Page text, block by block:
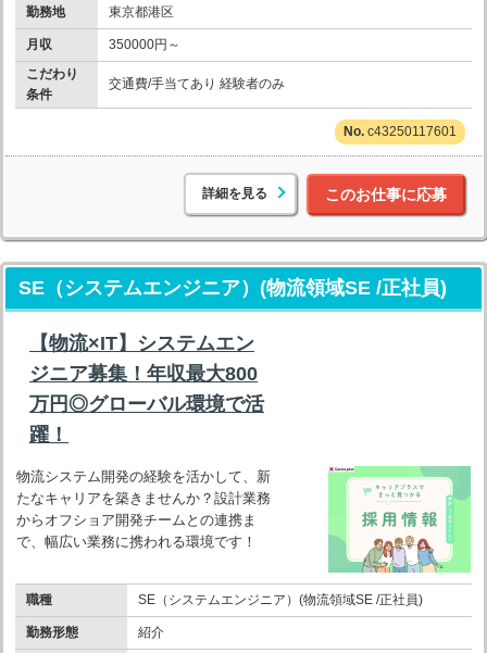
勤務地 東京都港区
月収
350000円～
こだわり
条件
交通費/手当てあり 経験者のみ
c43250117601
詳細を見る このお仕事に応募
SE（システムエンジニア）(物流領域SE /正社員)
【物流×IT】システムエン
ジニア募集！年収最大800
万円◎グローバル環境で活
躍！
物流システム開発の経験を活かして、新
たなキャリアを築きませんか？設計業務
からオフショア開発チームとの連携ま
で、幅広い業務に携われる環境です！
職種 SE（システムエンジニア）(物流領域SE /正社員)
勤務形態 紹介